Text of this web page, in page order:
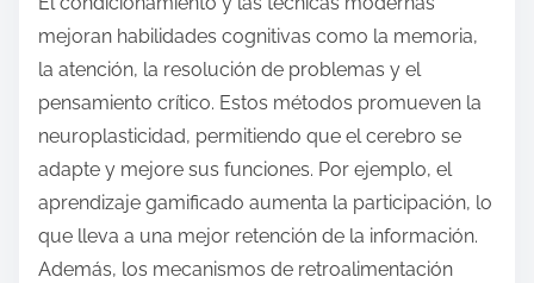
mejoran habilidades cognitivas como la memoria,
la atención, la resolución de problemas y el
pensamiento crítico. Estos métodos promueven la
neuroplasticidad, permitiendo que el cerebro se
adapte y mejore sus funciones. Por ejemplo, el
aprendizaje gamificado aumenta la participación, lo
que lleva a una mejor retención de la información.
Además, los mecanismos de retroalimentación